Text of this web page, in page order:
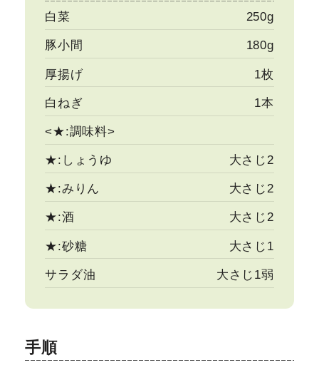
白菜 250g
豚小間 180g
厚揚げ 1枚
白ねぎ 1本
<★:調味料>
★:しょうゆ 大さじ2
★:みりん 大さじ2
★:酒 大さじ2
★:砂糖 大さじ1
サラダ油 大さじ1弱
手順